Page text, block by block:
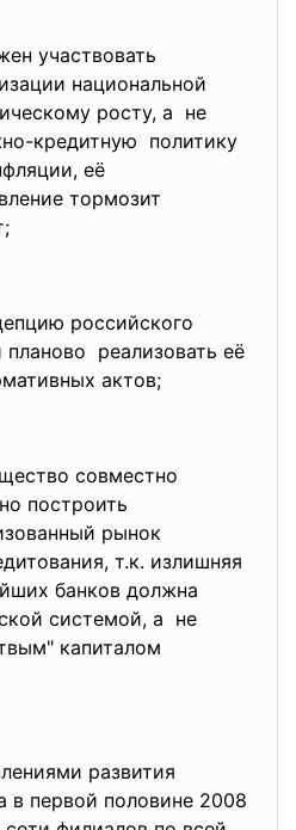
участвовать
национальной
росту, а не
кредитную политику
её
тормозит
российского
планово реализовать её
актов;
совместно
построить
рынок
т.к. излишняя
банков должна
системой, а не
капиталом
развития
в первой половине 2008